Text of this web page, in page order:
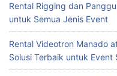
Rental Rigging dan
untuk Semua Jenis Event
Rental Videotron Manado
Solusi Terbaik untuk Event